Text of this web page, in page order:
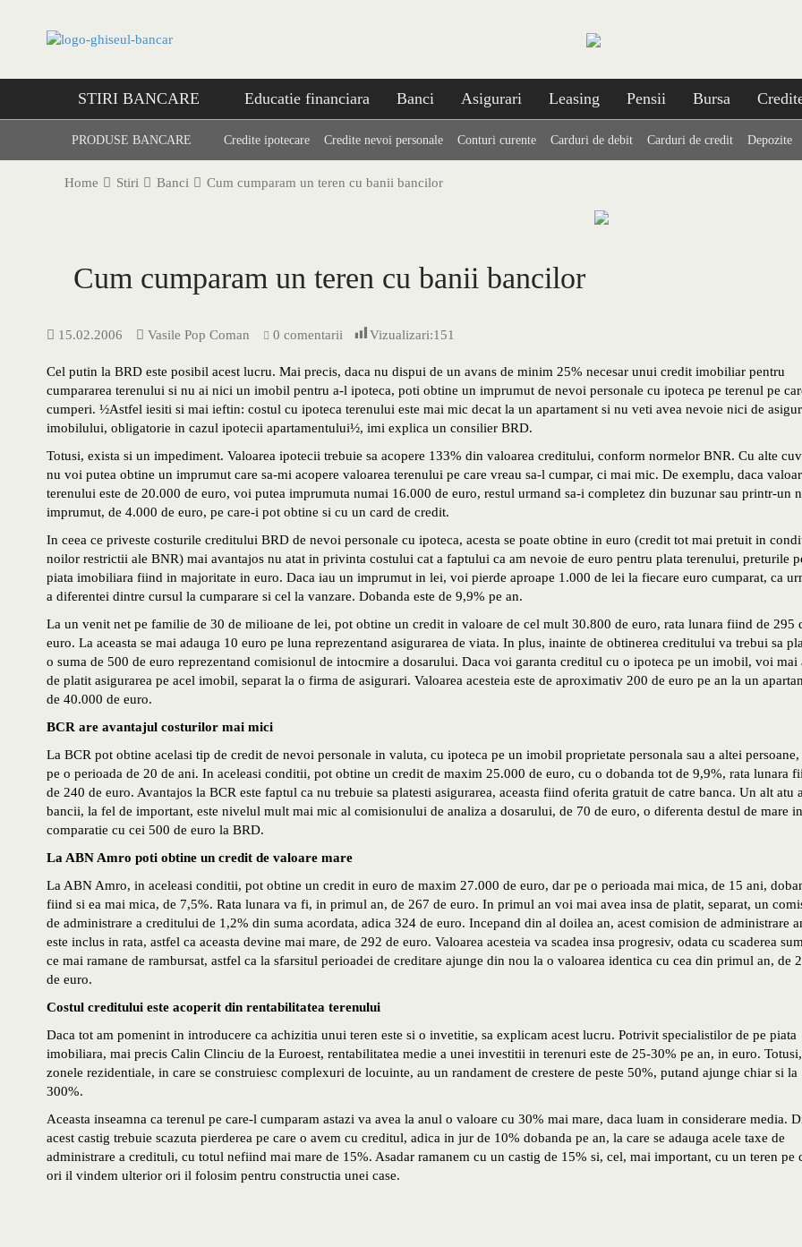
STIRI BANCARE Educatie financiara Banci Asigurari Leasing Pensii Bursa
PRODUSE BANCARE Credite ipotecare Credite nevoi personale Conturi curente Carduri de debit Carduri de credit Depozite
Home Stiri Banci Cum cumparam un teren cu banii bancilor
Cum cumparam un teren cu banii bancilor
15.02.2006 Vasile Pop Coman 0 comentarii Vizualizari:151
Cel putin la BRD este posibil acest lucru. Mai precis, daca nu dispui de un avans de minim 25% necesar unui credit imobiliar pentru
cumpararea terenului si nu ai nici un imobil pentru a-l ipoteca, poti obtine un imprumut de nevoi personale cu ipoteca pe terenul pe
cumperi. ½Astfel iesiti si mai ieftin: costul cu ipoteca terenului este mai mic decat la un apartament si nu veti avea nevoie nici de
imobilului, obligatorie in cazul ipotecii apartamentului½, imi explica un consilier BRD.
Totusi, exista si un impediment. Valoarea ipotecii trebuie sa acopere 133% din valoarea creditului, conform normelor BNR. Cu alte
nu voi putea obtine un imprumut care sa-mi acopere valoarea terenului pe care vreau sa-l cumpar, ci mai mic. De exemplu, daca
terenului este de 20.000 de euro, voi putea imprumuta numai 16.000 de euro, restul urmand sa-i completez din buzunar sau printr-un
imprumut, de 4.000 de euro, pe care-i pot obtine si cu un card de credit.
In ceea ce priveste costurile creditului BRD de nevoi personale cu ipoteca, acesta se poate obtine in euro (credit tot mai pretuit in
noilor restrictii ale BNR) mai avantajos nu atat in privinta costului cat a faptului ca am nevoie de euro pentru plata terenului, preturile
piata imobiliara fiind in majoritate in euro. Daca iau un imprumut in lei, voi pierde aproape 1.000 de lei la fiecare euro cumparat, ca
a diferentei dintre cursul la cumparare si cel la vanzare. Dobanda este de 9,9% pe an.
La un venit net pe familie de 30 de milioane de lei, pot obtine un credit in valoare de cel mult 30.800 de euro, rata lunara fiind de 295
euro. La aceasta se mai adauga 10 euro pe luna reprezentand asigurarea de viata. In plus, inainte de obtinerea creditului va trebui sa
o suma de 500 de euro reprezentand comisionul de intocmire a dosarului. Daca voi garanta creditul cu o ipoteca pe un imobil, voi mai
de platit asigurarea pe acel imobil, separat la o firma de asigurari. Valoarea acesteia este de aproximativ 200 de euro pe an la un
de 40.000 de euro.
BCR are avantajul costurilor mai mici
La BCR pot obtine acelasi tip de credit de nevoi personale in valuta, cu ipoteca pe un imobil proprietate personala sau a altei
pe o perioada de 20 de ani. In aceleasi conditii, pot obtine un credit de maxim 25.000 de euro, cu o dobanda tot de 9,9%, rata lunara
de 240 de euro. Avantajos la BCR este faptul ca nu trebuie sa platesti asigurarea, aceasta fiind oferita gratuit de catre banca. Un alt atu
bancii, la fel de important, este nivelul mult mai mic al comisionului de analiza a dosarului, de 70 de euro, o diferenta destul de mare in
comparatie cu cei 500 de euro la BRD.
La ABN Amro poti obtine un credit de valoare mare
La ABN Amro, in aceleasi conditii, pot obtine un credit in euro de maxim 27.000 de euro, dar pe o perioada mai mica, de 15 ani,
fiind si ea mai mica, de 7,5%. Rata lunara va fi, in primul an, de 267 de euro. In primul an voi mai avea insa de platit, separat, un
de administrare a creditului de 1,2% din suma acordata, adica 324 de euro. Incepand din al doilea an, acest comision de administrare
este inclus in rata, astfel ca aceasta devine mai mare, de 292 de euro. Valoarea acesteia va scadea insa progresiv, odata cu scaderea
ce mai ramane de rambursat, astfel ca la sfarsitul perioadei de creditare ajunge din nou la o valoarea identica cu cea din primul an, de
de euro.
Costul creditului este acoperit din rentabilitatea terenului
Daca tot am pomenint in introducere ca achizitia unui teren este si o invetitie, sa explicam acest lucru. Potrivit specialistilor de pe piata
imobiliara, mai precis Calin Clinciu de la Euroest, rentabilitatea medie a unei investitii in terenuri este de 25-30% pe an, in euro. Totusi,
zonele rezidentiale, in care se construiesc complexuri de locuinte, au un randament de crestere de peste 50%, putand ajunge chiar si la
300%.
Aceasta inseamna ca terenul pe care-l cumparam astazi va avea la anul o valoare cu 30% mai mare, daca luam in considerare media.
acest castig trebuie scazuta pierderea pe care o avem cu creditul, adica in jur de 10% dobanda pe an, la care se adauga acele taxe de
administrare a credituli, cu totul nefiind mai mare de 15%. Asadar ramanem cu un castig de 15% si, cel, mai important, cu un teren pe
ori il vindem ulterior ori il folosim pentru constructia unei case.